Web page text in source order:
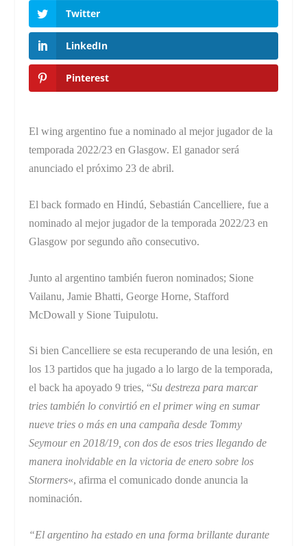
Twitter
LinkedIn
Pinterest
El wing argentino fue a nominado al mejor jugador de la
temporada 2022/23 en Glasgow. El ganador será
anunciado el próximo 23 de abril.
El back formado en Hindú, Sebastián Cancelliere, fue a
nominado al mejor jugador de la temporada 2022/23 en
Glasgow por segundo año consecutivo.
Junto al argentino también fueron nominados; Sione
Vailanu, Jamie Bhatti, George Horne, Stafford
McDowall y Sione Tuipulotu.
Si bien Cancelliere se esta recuperando de una lesión, en
los 13 partidos que ha jugado a lo largo de la temporada,
el back ha apoyado 9 tries, “Su destreza para marcar
tries también lo convirtió en el primer wing en sumar
nueve tries o más en una campaña desde Tommy
Seymour en 2018/19, con dos de esos tries llegando de
manera inolvidable en la victoria de enero sobre los
Stormers«, afirma el comunicado donde anuncia la
nominación.
“El argentino ha estado en una forma brillante durante